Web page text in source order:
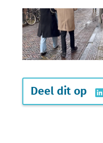
Deel dit op